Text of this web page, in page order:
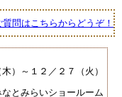
問はこちらからどうぞ！
）～１２／２７（火）
なとみらいショールーム